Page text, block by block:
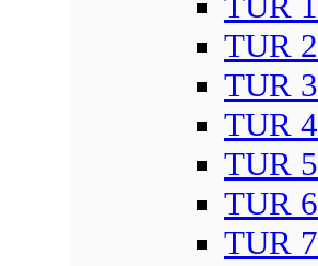
TUR 2
TUR 3
TUR 4
TUR 5
TUR 6
TUR 7